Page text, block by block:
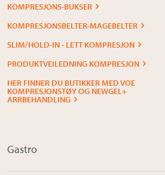
KOMPRESJONS-BUKSER
KOMPRESJONSBELTER-MAGEBELTER
SLIM/HOLD-IN - LETT KOMPRESJON
PRODUKTVEILEDNING KOMPRESJON
HER FINNER DU BUTIKKER MED VOE
KOMPRESJONSTØY OG NEWGEL+
ARRBEHANDLING
Gastro